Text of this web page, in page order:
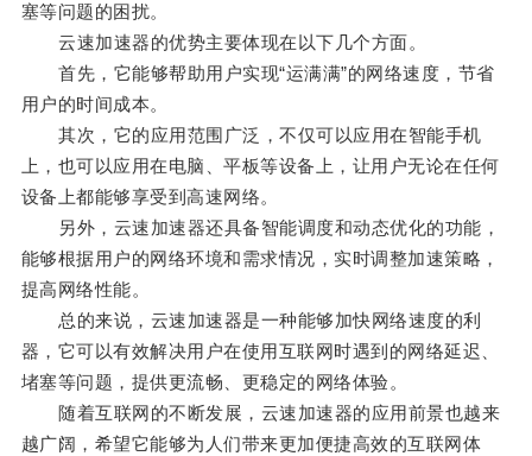
塞等问题的困扰。
云速加速器的优势主要体现在以下几个方面。
首先，它能够帮助用户实现“运满满”的网络速度，节省
用户的时间成本。
其次，它的应用范围广泛，不仅可以应用在智能手机
上，也可以应用在电脑、平板等设备上，让用户无论在任何
设备上都能够享受到高速网络。
另外，云速加速器还具备智能调度和动态优化的功能，
能够根据用户的网络环境和需求情况，实时调整加速策略，
提高网络性能。
总的来说，云速加速器是一种能够加快网络速度的利
器，它可以有效解决用户在使用互联网时遇到的网络延迟、
堵塞等问题，提供更流畅、更稳定的网络体验。
随着互联网的不断发展，云速加速器的应用前景也越来
越广阔，希望它能够为人们带来更加便捷高效的互联网体